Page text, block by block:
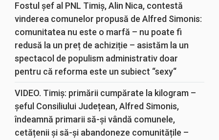
Fostul șef al PNL Timiș, Alin Nica, contestă
vinderea comunelor propusă de Alfred Simonis:
comunitatea nu este o marfă – nu poate fi
redusă la un preț de achiziție – asistăm la un
spectacol de populism administrativ doar
pentru că reforma este un subiect “sexy“
VIDEO. Timiș: primării cumpărate la kilogram –
șeful Consiliului Județean, Alfred Simonis,
îndeamnă primarii să-și vândă comunele,
cetățenii și să-și abandoneze comunitățile –